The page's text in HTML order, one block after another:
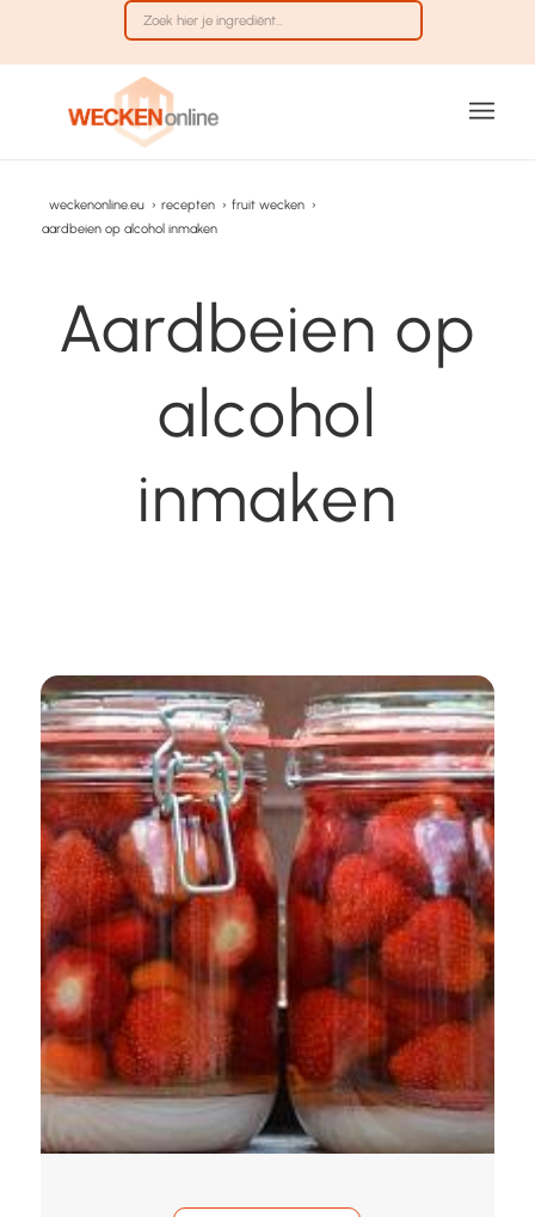
weckenonline.eu › recepten › fruit wecken ›
aardbeien op alcohol inmaken
Aardbeien op
alcohol
inmaken